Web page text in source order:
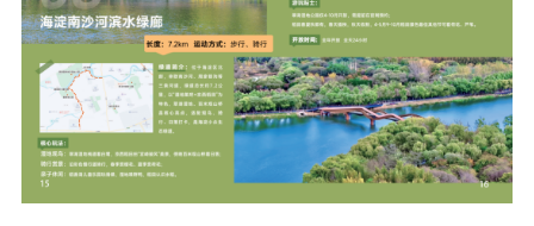
资料图
行走在绿道上
沿途能看南沙河风光、稻田景色
偶尔有野鸭从水面掠过